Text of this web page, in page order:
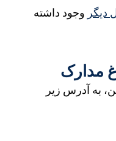
وجود داشته
آدرس زیر